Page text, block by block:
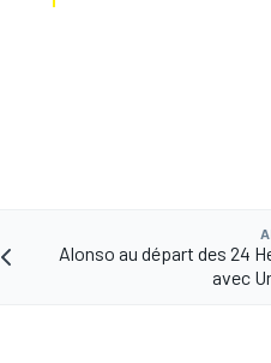
Alonso au départ des 24
avec